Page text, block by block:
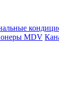
MDV